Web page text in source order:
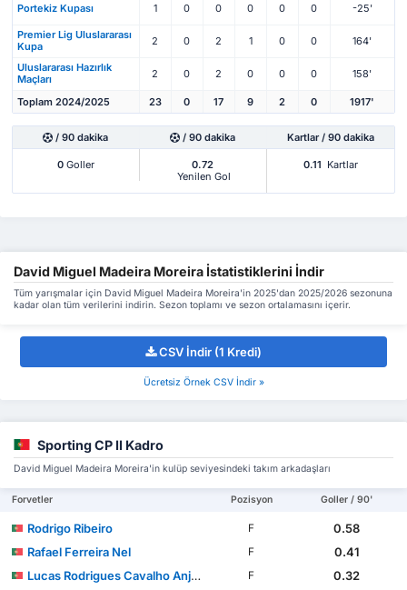
Portekiz Kupası 1 0 0 0 0 0 -25'
Premier Lig Uluslararası
Kupa
2 0 2 1 0 0 164'
Uluslararası Hazırlık
Maçları
2 0 2 0 0 0 158'
Toplam 2024/2025 23 0 17 9 2 0 1917'
/ 90 dakika / 90 dakika Kartlar / 90 dakika
0Goller
0.72
Yenilen Gol
0.11 Kartlar
David Miguel Madeira Moreira İstatistiklerini İndir
Tüm yarışmalar için David Miguel Madeira Moreira'in 2025'dan 2025/2026 sezonuna
kadar olan tüm verilerini indirin. Sezon toplamı ve sezon ortalamasını içerir.
CSV İndir (1 Kredi)
Ücretsiz Örnek CSV İndir »
Sporting CP II Kadro
David Miguel Madeira Moreira'in kulüp seviyesindeki takım arkadaşları
Forvetler Pozisyon Goller / 90'
Rodrigo Ribeiro F
0.58
Rafael Ferreira Nel
F
0.41
Lucas Rodrigues Cavalho Anjos
F
0.32